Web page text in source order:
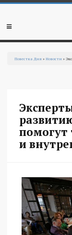
Перейти к основному
Мобильное
Повестка Дня »Новости »
помогут
и